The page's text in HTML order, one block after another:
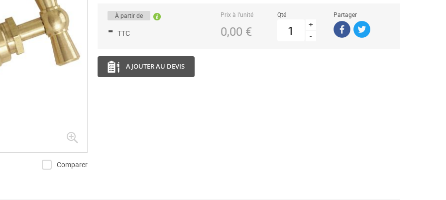
Comparer
À partir de
- TTC
Prix à l’unité
0,00 €
Qté
+
-
Partager
AJOUTER AU DEVIS